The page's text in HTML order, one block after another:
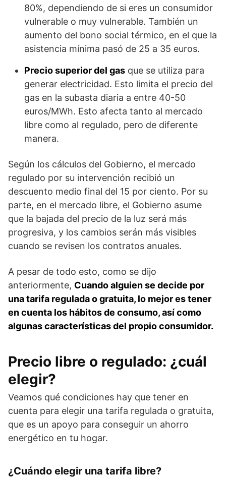
80%, dependiendo de si eres un consumidor
vulnerable o muy vulnerable. También un
aumento del bono social térmico, en el que la
asistencia mínima pasó de 25 a 35 euros.
Precio superior del gas que se utiliza para
generar electricidad. Esto limita el precio del
gas en la subasta diaria a entre 40-50
euros/MWh. Esto afecta tanto al mercado
libre como al regulado, pero de diferente
manera.
Según los cálculos del Gobierno, el mercado
regulado por su intervención recibió un
descuento medio final del 15 por ciento. Por su
parte, en el mercado libre, el Gobierno asume
que la bajada del precio de la luz será más
progresiva, y los cambios serán más visibles
cuando se revisen los contratos anuales.
A pesar de todo esto, como se dijo
anteriormente, Cuando alguien se decide por
una tarifa regulada o gratuita, lo mejor es tener
en cuenta los hábitos de consumo, así como
algunas características del propio consumidor.
Precio libre o regulado: ¿cuál
elegir?
Veamos qué condiciones hay que tener en
cuenta para elegir una tarifa regulada o gratuita,
que es un apoyo para conseguir un ahorro
energético en tu hogar.
¿Cuándo elegir una tarifa libre?